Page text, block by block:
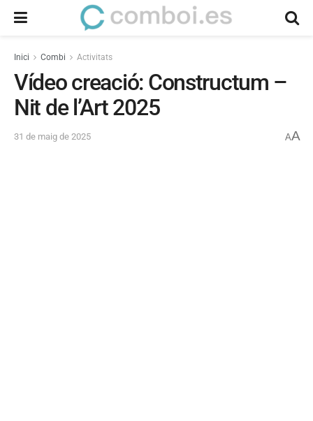
Inici Combi Activitats
Vídeo creació: Constructum –
Nit de l’Art 2025
31 de maig de 2025 AA